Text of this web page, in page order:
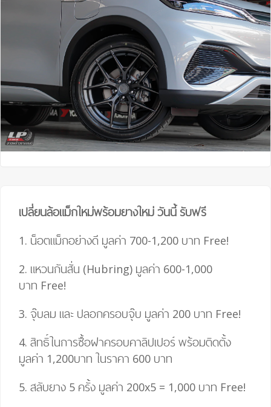
เปลี่ยนล้อแม็กใหม่พร้อมยางใหม่ วันนี้ รับฟรี
1. น็อตแม็กอย่างดี มูลค่า 700-1,200 บาท Free!
2. แหวนกันสั่น (Hubring) มูลค่า 600-1,000
บาท Free!
3. จุ๊บลม และ ปลอกครอบจุ๊บ มูลค่า 200 บาท Free!
4. สิทธิ์ในการซื้อฝาครอบคาลิปเปอร์ พร้อมติดตั้ง
มูลค่า 1,200บาท ในราคา 600 บาท
5. สลับยาง 5 ครั้ง มูลค่า 200x5 = 1,000 บาท Free!